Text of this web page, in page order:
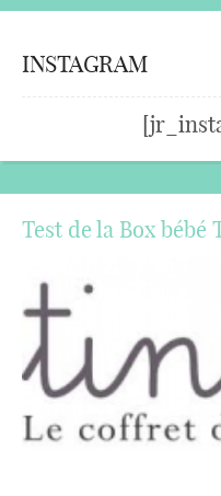
INSTAGRAM
Test de la Box